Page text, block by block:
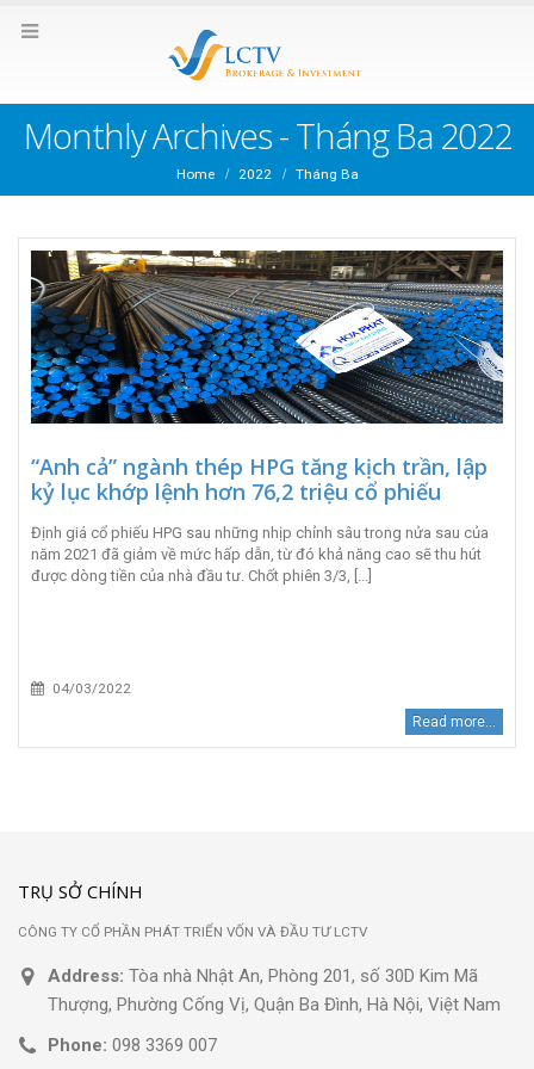
Monthly Archives - Tháng Ba 2022
Home 2022 Tháng Ba
“Anh cả” ngành thép HPG tăng kịch trần, lập
kỷ lục khớp lệnh hơn 76,2 triệu cổ phiếu
Định giá cổ phiếu HPG sau những nhịp chỉnh sâu trong nửa sau của
năm 2021 đã giảm về mức hấp dẫn, từ đó khả năng cao sẽ thu hút
được dòng tiền của nhà đầu tư. Chốt phiên 3/3, [...]
04/03/2022
Read more...
TRỤ SỞ CHÍNH
CÔNG TY CỔ PHẦN PHÁT TRIỂN VỐN VÀ ĐẦU TƯ LCTV
Address: Tòa nhà Nhật An, Phòng 201, số 30D Kim Mã
Thượng, Phường Cống Vị, Quận Ba Đình, Hà Nội, Việt Nam
Phone: 098 3369 007